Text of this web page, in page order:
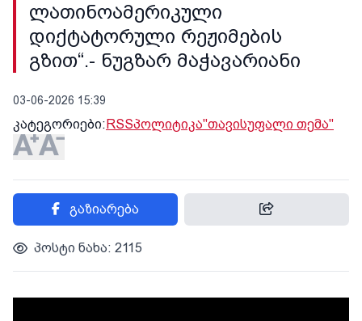
ლათინოამერიკული
დიქტატორული რეჟიმების
გზით“.- ნუგზარ მაჭავარიანი
03-06-2026 15:39
კატეგორიები:RSSპოლიტიკა"თავისუფალი თემა"
გაზიარება
პოსტი ნახა: 2115